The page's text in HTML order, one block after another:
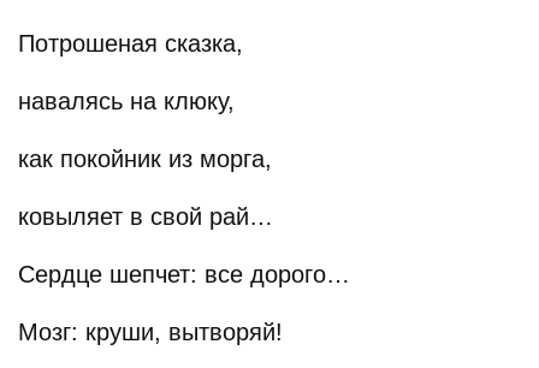
Потрошеная сказка,
навалясь на клюку,
как покойник из морга,
ковыляет в свой рай…
Сердце шепчет: все дорого…
Мозг: круши, вытворяй!